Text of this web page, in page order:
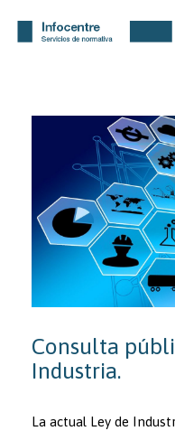
Consulta
Industria.
La actual Ley de